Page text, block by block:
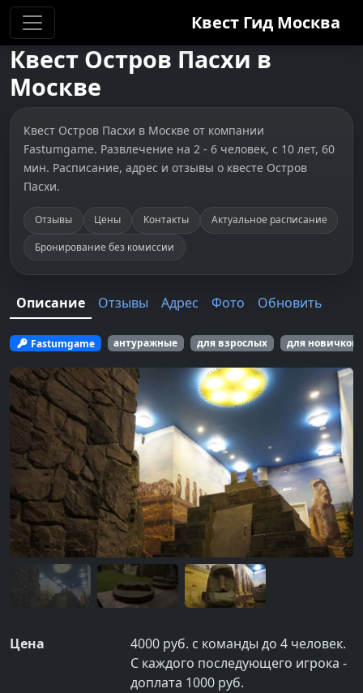
Квест Гид Москва
Квест Остров Пасхи в
Москве
Квест Остров Пасхи в Москве от компании
Fastumgame. Развлечение на 2 - 6 человек, с 10 лет, 60
мин. Расписание, адрес и отзывы о квесте Остров
Пасхи.
Отзывы Цены Контакты
Актуальное расписание
Бронирование без комиссии
Описание Отзывы Адрес Фото Обновить
Fastumgame антуражные для взрослых для новичков
Цена
4000 руб. с команды до 4 человек.
С каждого последующего игрока -
доплата 1000 руб.